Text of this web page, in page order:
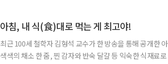
아침, 내 식(食)대로 먹는 게 최고야!
최근 100세 철학자 김형석 교수가 한 방송을 통해 공개한
색색의 채소 한 줌, 찐 감자와 반숙 달걀 등 익숙한 식재료로